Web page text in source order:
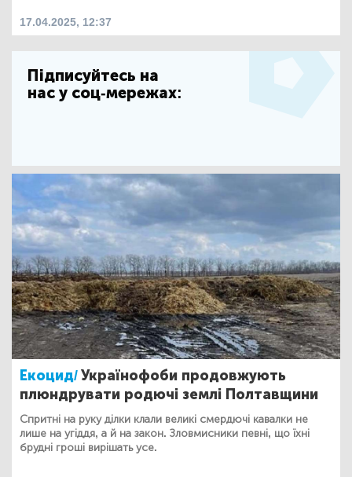
17.04.2025, 12:37
Підписуйтесь на
нас у соц-мережах:
Екоцид/Українофоби продовжують
плюндрувати родючі землі Полтавщини
Спритні на руку ділки клали великі смердючі кавалки не
лише на угіддя, а й на закон. Зловмисники певні, що їхні
брудні гроші вирішать усе.